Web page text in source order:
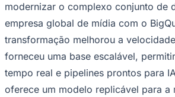
Juventude
Empresarial das maiores
mundo, anunciou hoje que
prêmios de Parceiro do Ano
Cloud em 2026. A LTM ​​está
reconhecida por suas